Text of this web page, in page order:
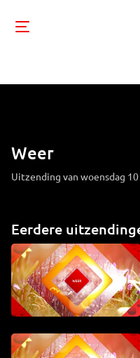
Weer
Uitzending van woensdag
Eerdere